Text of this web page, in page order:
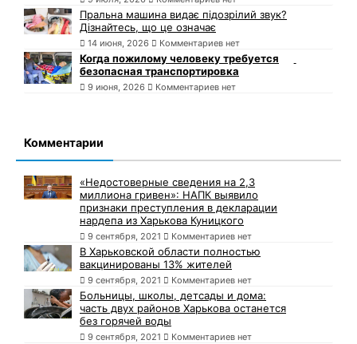
Пральна машина видає підозрілий звук?
Дізнайтесь, що це означає
14 июня, 2026 Комментариев нет
Когда пожилому человеку требуется
безопасная транспортировка
9 июня, 2026 Комментариев нет
Комментарии
«Недостоверные сведения на 2,3
миллиона гривен»: НАПК выявило
признаки преступления в декларации
нардепа из Харькова Куницкого
9 сентября, 2021 Комментариев нет
В Харьковской области полностью
вакцинированы 13% жителей
9 сентября, 2021 Комментариев нет
Больницы, школы, детсады и дома:
часть двух районов Харькова останется
без горячей воды
9 сентября, 2021 Комментариев нет